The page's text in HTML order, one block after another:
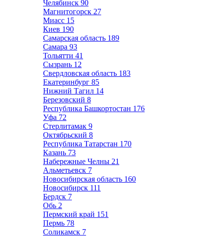
Челябинск 90
Магнитогорск 27
Миасс 15
Киев 190
Самарская область 189
Самара 93
Тольятти 41
Сызрань 12
Свердловская область 183
Екатеринбург 85
Нижний Тагил 14
Березовский 8
Республика Башкортостан 176
Уфа 72
Стерлитамак 9
Октябрьский 8
Республика Татарстан 170
Казань 73
Набережные Челны 21
Альметьевск 7
Новосибирская область 160
Новосибирск 111
Бердск 7
Обь 2
Пермский край 151
Пермь 78
Соликамск 7